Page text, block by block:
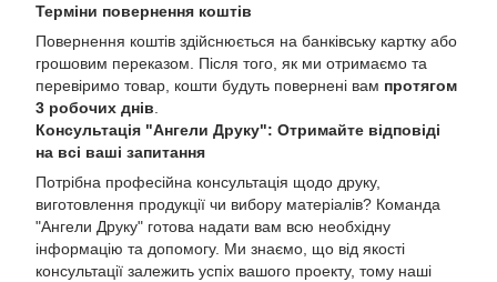
Терміни повернення коштів
Повернення коштів здійснюється на банківську картку або
грошовим переказом. Після того, як ми отримаємо та
перевіримо товар, кошти будуть повернені вам протягом
3 робочих днів
Консультація "Ангели Друку": Отримайте відповіді
на всі ваші запитання
Потрібна професійна консультація щодо друку,
виготовлення продукції чи вибору матеріалів? Команда
"Ангели Друку" готова надати вам всю необхідну
інформацію та допомогу. Ми знаємо, що від якості
консультації залежить успіх вашого проекту, тому наші